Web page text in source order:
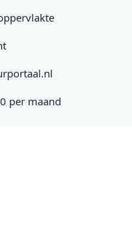
per maand